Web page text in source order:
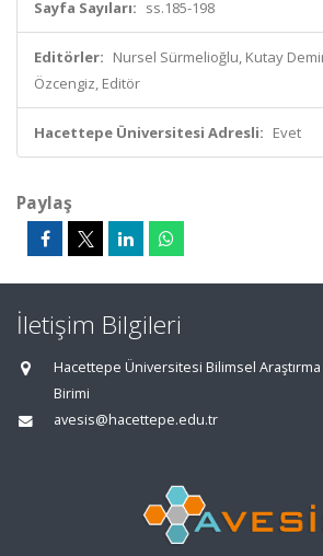
Sayfa Sayıları: ss.185-198
Editörler: Nursel Sürmelioğlu, Kutay
Özcengiz, Editör
Hacettepe Üniversitesi Adresli: Evet
Paylaş
İletişim Bilgileri
Hacettepe Üniversitesi Bilimsel
Birimi
avesis@hacettepe.edu.tr